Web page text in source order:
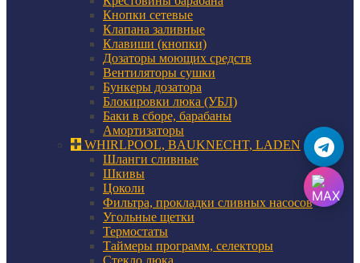
Кнопки сетевые
Клапана заливные
Клавиши (кнопки)
Дозаторы моющих средств
Вентиляторы сушки
Бункеры дозатора
Блокировки люка (УБЛ)
Баки в сборе, барабаны
Амортизаторы
WHIRLPOOL, BAUKNECHT, LADEN
Шланги сливные
Шкивы
Цоколи
Фильтра, прокладки сливных насосов
Угольные щетки
Термостаты
Таймеры программ, селекторы
Стекло люка